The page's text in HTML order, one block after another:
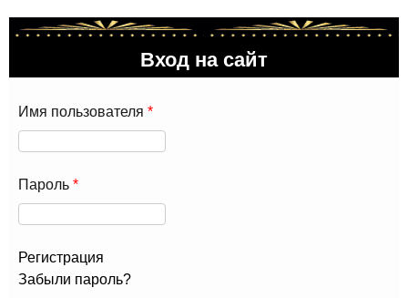
Вход на сайт
Имя пользователя *
Пароль *
Регистрация
Забыли пароль?